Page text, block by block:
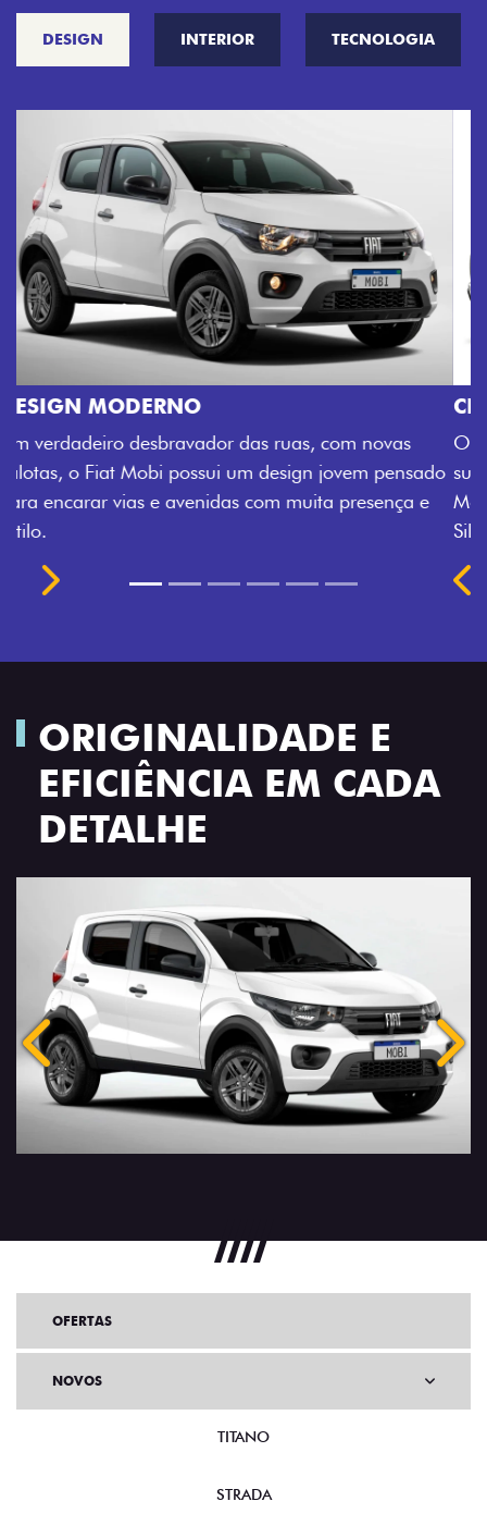
DESIGN INTERIOR TECNOLOGIA
CINCO OPÇÕES DE CORES
O Fiat Mobi tem sempre uma opção de cor que é a
sua cara. Escolha entre o Preto Vulcano, Vermelho
Montecarlo, Branco Banchisa, Prata Bari e Cinza
Silverstone.
Previous
Rodas de liga leve
ORIGINALIDADE E
EFICIÊNCIA EM CADA
DETALHE
Anterior
OFERTAS
NOVOS
TITANO
STRADA